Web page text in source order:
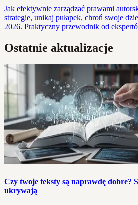
Jak efektywnie zarządzać prawami
strategie, unikaj pułapek, chroń swoje
2026. Praktyczny przewodnik od
Ostatnie aktualizacje
Czy twoje teksty są naprawdę dobre?
ukrywają